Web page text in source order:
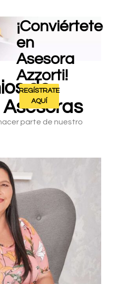
¡Conviértete
en
Asesora
Azzorti!
REGÍSTRATE
AQUÍ
de
parte de nuestro